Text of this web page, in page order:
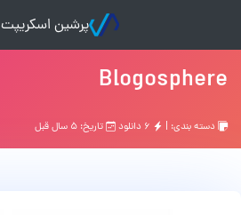
پرشین اسکریپت
Blogosphere
دسته بندی: | تاریخ: ۵ سال قبل